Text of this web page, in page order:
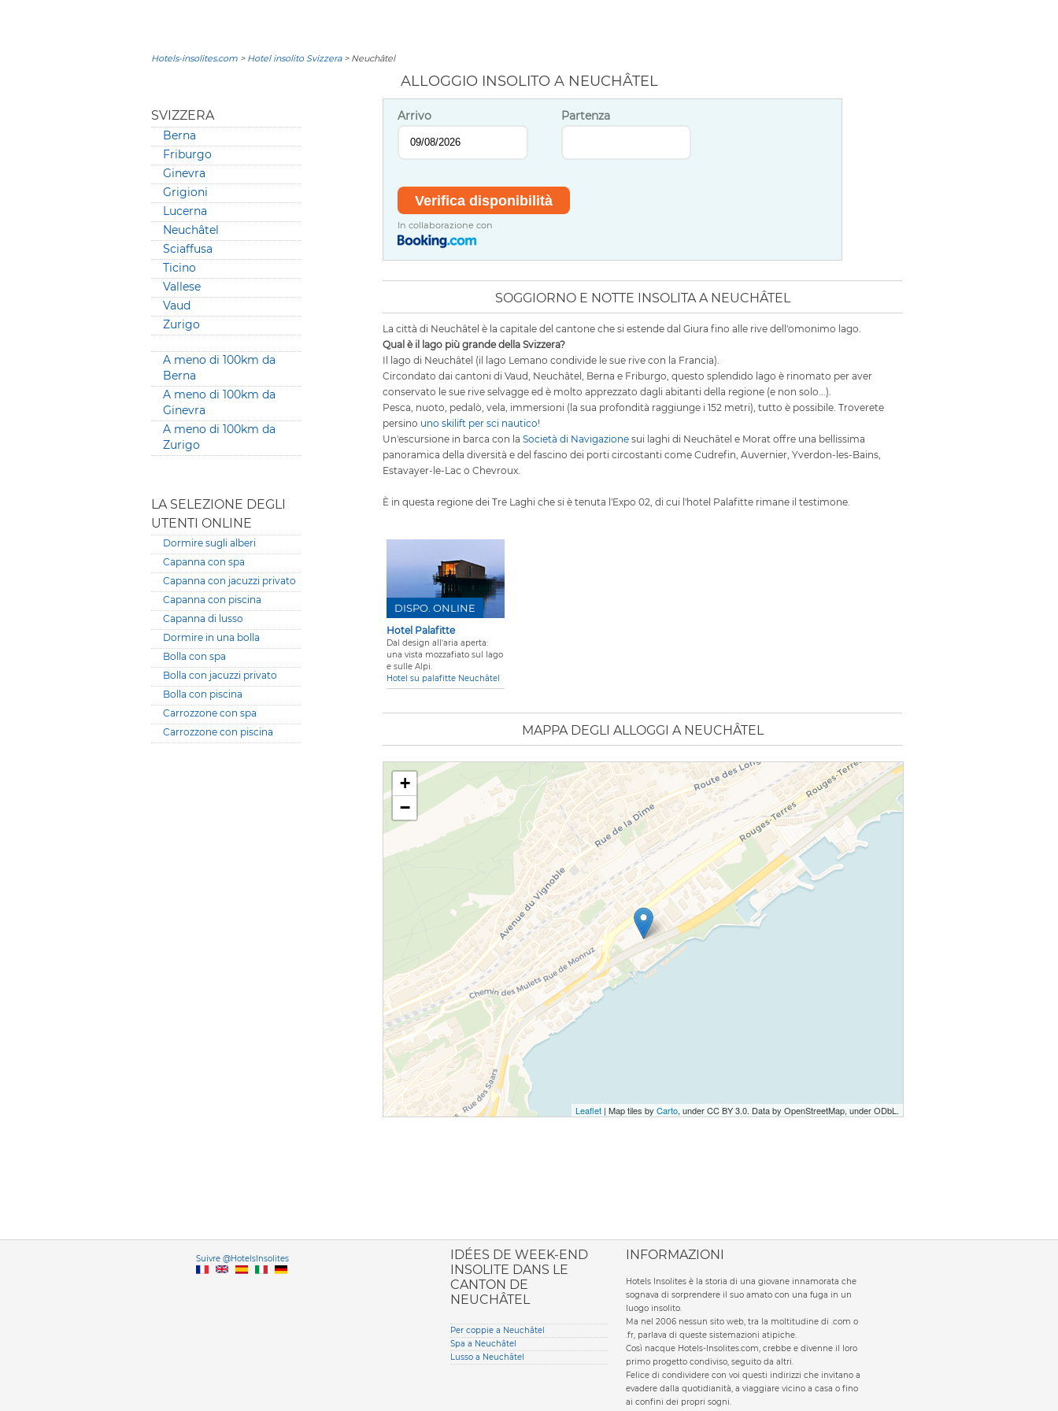
Hotels-insolites.com > Hotel insolito Svizzera> Neuchâtel
ALLOGGIO INSOLITO A NEUCHÂTEL
SVIZZERA
Berna
Friburgo
Ginevra
Grigioni
Lucerna
Neuchâtel
Sciaffusa
Ticino
Vallese
Vaud
Zurigo
A meno di 100km da
Berna
A meno di 100km da
Ginevra
A meno di 100km da
Zurigo
LA SELEZIONE DEGLI
UTENTI ONLINE
Dormire sugli alberi
Capanna con spa
Capanna con jacuzzi privato
Capanna con piscina
Capanna di lusso
Dormire in una bolla
Bolla con spa
Bolla con jacuzzi privato
Bolla con piscina
Carrozzone con spa
Carrozzone con piscina
Arrivo Partenza
In collaborazione con
SOGGIORNO E NOTTE INSOLITA A NEUCHÂTEL
La città di Neuchâtel è la capitale del cantone che si estende dal Giura fino alle rive dell'omonimo lago.
Qual è il lago più grande della Svizzera?
Il lago di Neuchâtel (il lago Lemano condivide le sue rive con la Francia).
Circondato dai cantoni di Vaud, Neuchâtel, Berna e Friburgo, questo splendido lago è rinomato per aver
conservato le sue rive selvagge ed è molto apprezzato dagli abitanti della regione (e non solo...).
Pesca, nuoto, pedalò, vela, immersioni (la sua profondità raggiunge i 152 metri), tutto è possibile. Troverete
persino uno skilift per sci nautico!
Un'escursione in barca con la Società di Navigazione sui laghi di Neuchâtel e Morat offre una bellissima
panoramica della diversità e del fascino dei porti circostanti come Cudrefin, Auvernier, Yverdon-les-Bains,
Estavayer-le-Lac o Chevroux.
È in questa regione dei Tre Laghi che si è tenuta l'Expo 02, di cui l'hotel Palafitte rimane il testimone.
Hotel Palafitte
Dal design all'aria aperta:
una vista mozzafiato sul lago
e sulle Alpi.
Hotel su palafitte Neuchâtel
DISPO. ONLINE
MAPPA DEGLI ALLOGGI A NEUCHÂTEL
+
−
Leaflet | Map tiles by Carto, under CC BY 3.0. Data by OpenStreetMap, under ODbL.
Suivre @HotelsInsolitesVersione italiana
IDÉES DE WEEK-END
INSOLITE DANS LE
CANTON DE
NEUCHÂTEL
Per coppie a Neuchâtel
Spa a Neuchâtel
Lusso a Neuchâtel
INFORMAZIONI
Hotels Insolites è la storia di una giovane innamorata che
sognava di sorprendere il suo amato con una fuga in un
luogo insolito.
Ma nel 2006 nessun sito web, tra la moltitudine di .com o
.fr, parlava di queste sistemazioni atipiche.
Così nacque Hotels-Insolites.com, crebbe e divenne il loro
primo progetto condiviso, seguito da altri.
Felice di condividere con voi questi indirizzi che invitano a
evadere dalla quotidianità, a viaggiare vicino a casa o fino
ai confini dei propri sogni.